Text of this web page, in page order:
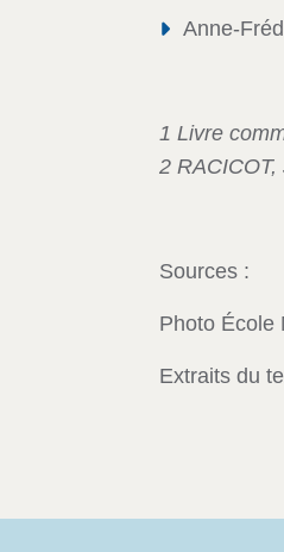
Anne-
1 Livre
2
Sources :
Photo École
Extraits du